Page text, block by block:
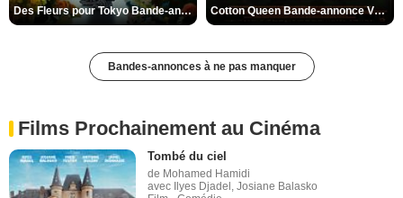
Des Fleurs pour Tokyo Bande-annonce VO STFR Cotton Queen Bande-annonce VO STFR
Bandes-annonces à ne pas manquer
Films Prochainement au Cinéma
Tombé du ciel
de Mohamed Hamidi
avec Ilyes Djadel, Josiane Balasko